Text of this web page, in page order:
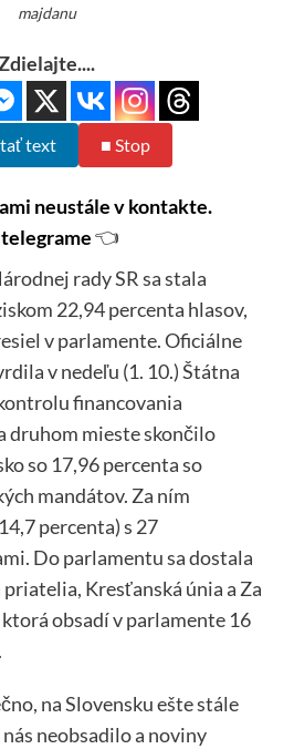
majdanu
text ■ Stop
neustále v kontakte.
👈
rady SR sa stala
22,94 percenta hlasov,
v parlamente. Oficiálne
v nedeľu (1. 10.) Štátna
financovania
druhom mieste skončilo
so 17,96 percenta so
mandátov. Za ním
percenta) s 27
Do parlamentu sa dostala
Kresťanská únia a Za
obsadí v parlamente 16
na Slovensku ešte stále
neobsadilo a noviny